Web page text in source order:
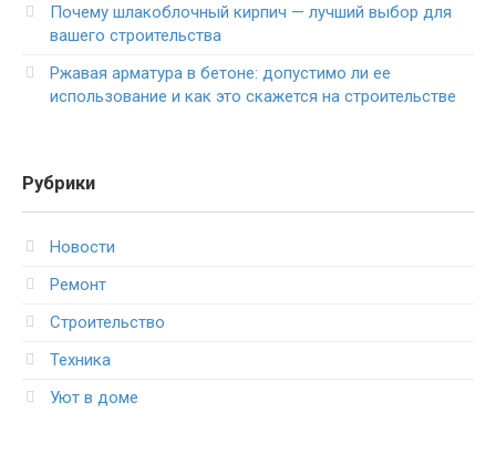
Почему шлакоблочный кирпич — лучший выбор для
вашего строительства
Ржавая арматура в бетоне: допустимо ли ее
использование и как это скажется на строительстве
Рубрики
Новости
Ремонт
Строительство
Техника
Уют в доме